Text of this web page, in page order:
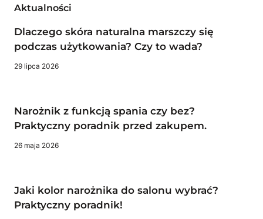
Aktualności
Dlaczego skóra naturalna marszczy się
podczas użytkowania? Czy to wada?
29 lipca 2026
Narożnik z funkcją spania czy bez?
Praktyczny poradnik przed zakupem.
26 maja 2026
Jaki kolor narożnika do salonu wybrać?
Praktyczny poradnik!